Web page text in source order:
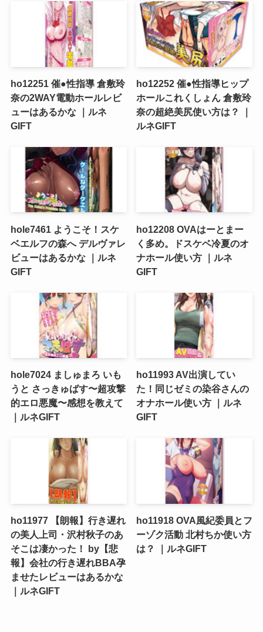
ho12251 催●性指導 倉敷玲
奈の2WAY電動ホールレビ
ューはあるかな ｜ルネ
GIFT
ho12252 催●性指導ヒップ
ホールこれくしょん 倉敷玲
奈の超絶美尻使い方は？ ｜
ルネGIFT
hole7461 ようこそ！スケ
ベエルフの森へ デルヴァレ
ビューはあるかな ｜ルネ
GIFT
ho12208 OVAはーとまー
く多め。ドスケベ冷夏のオ
ナホール使い方 ｜ルネ
GIFT
hole7024 ましゅまろ いも
うと さっきゅばす〜超攻撃
的エロ悪魔〜感想を教えて
｜ルネGIFT
ho11993 AV出演してい
た！同じゼミの染谷さんの
オナホール使い方 ｜ルネ
GIFT
ho11977 【朗報】行き遅れ
の美人上司・沢村秋子のあ
そこは凄かった！ by【悲
報】会社の行き遅れBBA孕
ませたレビューはあるかな
｜ルネGIFT
ho11918 OVA風紀委員とフ
ーゾク活動 北村ちか使い方
は？ ｜ルネGIFT